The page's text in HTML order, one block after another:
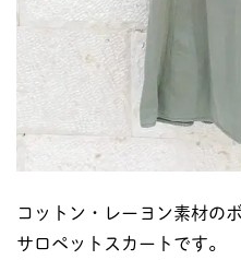
コットン・レーヨン素材の
サロペットスカートです。